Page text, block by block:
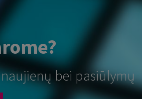
bei pasiūlymų